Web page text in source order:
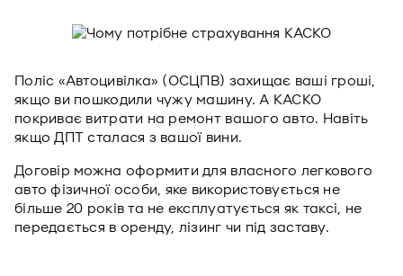
Поліс «Автоцивілка» (ОСЦПВ) захищає ваші гроші,
якщо ви пошкодили чужу машину. А КАСКО
покриває витрати на ремонт вашого авто. Навіть
якщо ДПТ сталася з вашої вини.
Договір можна оформити для власного легкового
авто фізичної особи, яке використовується не
більше 20 років та не експлуатується як таксі, не
передається в оренду, лізинг чи під заставу.